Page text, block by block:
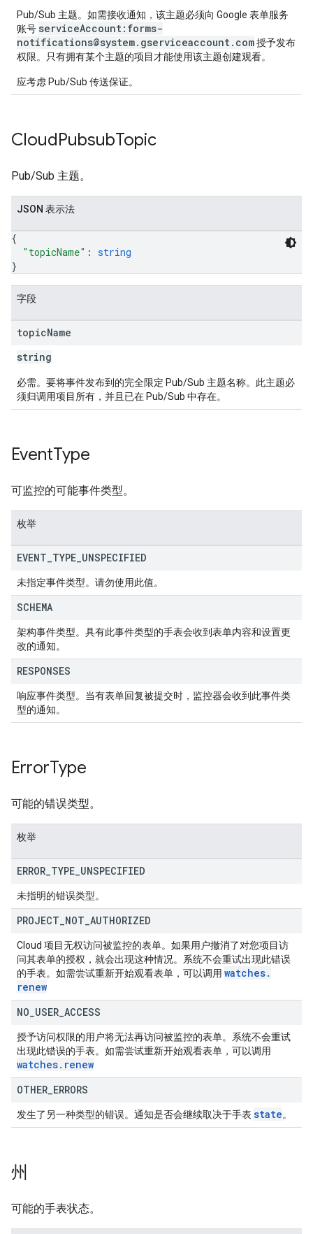
Pub/Sub 主题。如需接收通知，该主题必须向 Google 表单服务
账号 serviceAccount:forms-
notifications@system.gserviceaccount.com授予发布
权限。只有拥有某个主题的项目才能使用该主题创建观看。
应考虑 Pub/Sub 传送保证。
CloudPubsubTopic
Pub/Sub 主题。
JSON 表示法
{
"topicName" : string
}
字段
topicName
string
必需。要将事件发布到的完全限定 Pub/Sub 主题名称。此主题必
须归调用项目所有，并且已在 Pub/Sub 中存在。
EventType
可监控的可能事件类型。
枚举
EVENT TYPE UNSPECIFIED
未指定事件类型。请勿使用此值。
SCHEMA
架构事件类型。具有此事件类型的手表会收到表单内容和设置更
改的通知。
RESPONSES
响应事件类型。当有表单回复被提交时，监控器会收到此事件类
型的通知。
ErrorType
可能的错误类型。
枚举
ERROR TYPE UNSPECIFIED
未指明的错误类型。
PROJECT NOT AUTHORIZED
Cloud 项目无权访问被监控的表单。如果用户撤消了对您项目访
问其表单的授权，就会出现这种情况。系统不会重试出现此错误
的手表。如需尝试重新开始观看表单，可以调用 watches.
renew
NO USER ACCESS
授予访问权限的用户将无法再访问被监控的表单。系统不会重试
出现此错误的手表。如需尝试重新开始观看表单，可以调用
watches. renew
OTHER ERRORS
发生了另一种类型的错误。通知是否会继续取决于手表 state。
州
可能的手表状态。